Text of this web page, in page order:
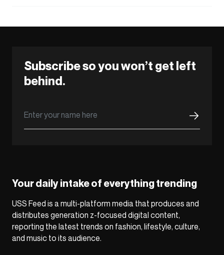
Subscribe so you won’t get left
behind.
Your daily intake of everything trending
USS Feed is a multi-platform media that produces and
distributes generation z-focused digital content,
reporting the latest trends on fashion, lifestyle, culture,
and music to its audience.